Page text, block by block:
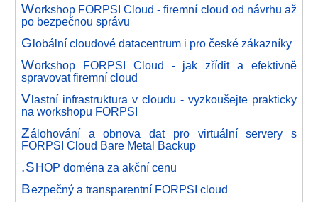
Workshop FORPSI Cloud - firemní cloud od návrhu až
po bezpečnou správu
G lobální cloudové datacentrum i pro české zákazníky
Workshop FORPSI Cloud - jak zřídit a efektivně
spravovat firemní cloud
V lastní infrastruktura v cloudu - vyzkoušejte prakticky
na workshopu FORPSI
Zálohování a obnova dat pro virtuální servery s
FORPSI Cloud Bare Metal Backup
.S HOP doména za akční cenu
Bezpečný a transparentní FORPSI cloud